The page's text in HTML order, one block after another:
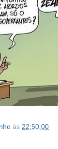
às 22:50:00